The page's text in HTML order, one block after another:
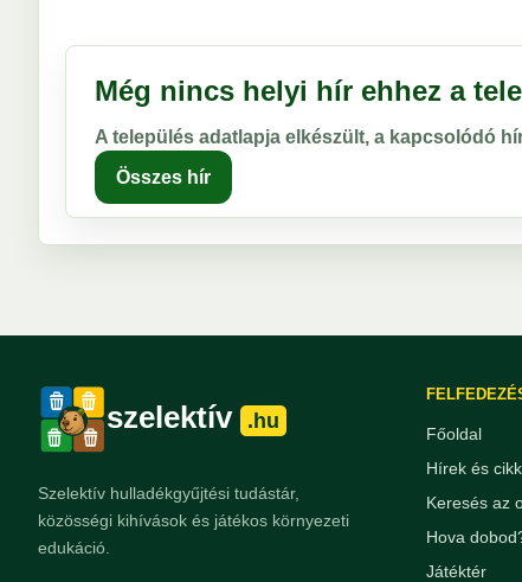
Még nincs helyi hír ehhez a
A település adatlapja elkészült, a kapcsolódó
Összes hír
szelektív .hu
Szelektív hulladékgyűjtési tudástár,
közösségi kihívások és játékos környezeti
edukáció.
Főoldal
Hírek és
Keresés az
Hova
Játéktér